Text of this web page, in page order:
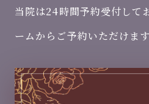
当院は24時間予約受付して
ームからご予約いただけます